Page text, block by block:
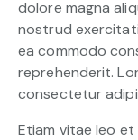
dolore magna
nostrud
ea commodo
reprehenderit.
consectetur
Etiam vitae leo